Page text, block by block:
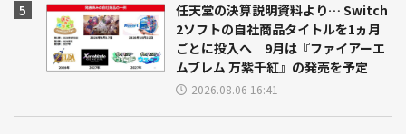
任天堂の決算説明資料より… Switch
2ソフトの自社商品タイトルを1ヵ月
ごとに投入へ 9月は『ファイアーエ
ムブレム 万紫千紅』の発売を予定
2026.08.06 16:41